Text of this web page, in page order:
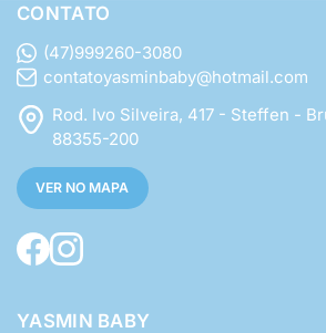
CONTATO
(47)999260-3080
contatoyasminbaby@hotmail.com
Rod. Ivo Silveira, 417 - Steffen -
88355-200
VER NO MAPA
YASMIN BABY